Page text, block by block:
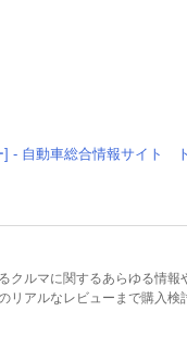
] - 自動車総合情報サイト
ルマに関するあらゆる情報
アルなレビューまで購入検